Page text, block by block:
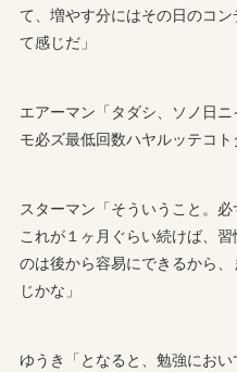
て、増やす分にはその日のコ
て感じだ」
エアーマン「タダシ、ソノ日
モ必ズ最低回数ハヤルッテコト
スターマン「そういうこと。必
これが１ヶ月ぐらい続けば、
のは後から容易にできるから
じかな」
ゆうき「となると、勉強におい